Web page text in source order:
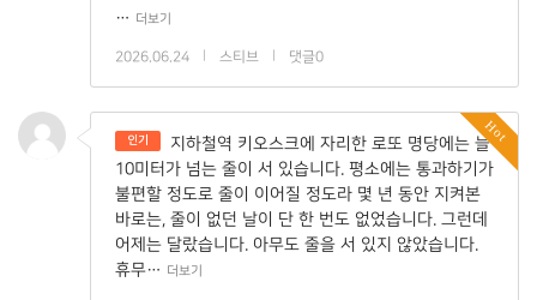
… 더보기
2026.06.24 스티브 댓글0
Hot
인기
지하철역 키오스크에 자리한 로또 명당에는 늘
10미터가 넘는 줄이 서 있습니다. 평소에는 통과하기가
불편할 정도로 줄이 이어질 정도라 몇 년 동안 지켜본
바로는, 줄이 없던 날이 단 한 번도 없었습니다. 그런데
어제는 달랐습니다. 아무도 줄을 서 있지 않았습니다.
휴무… 더보기